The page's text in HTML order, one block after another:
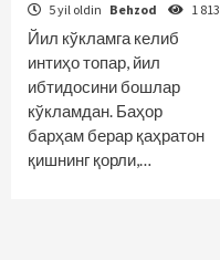
5 yil oldin Behzod 1 813
Йил кўкламга келиб
интиҳо топар, йил
ибтидосини бошлар
кўкламдан. Баҳор
барҳам берар қаҳратон
қишнинг қорли,…